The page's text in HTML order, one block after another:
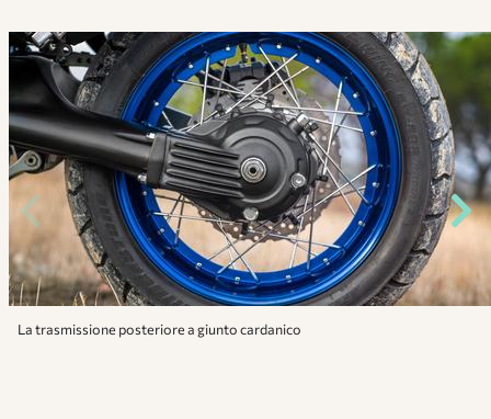
La trasmissione posteriore a giunto cardanico